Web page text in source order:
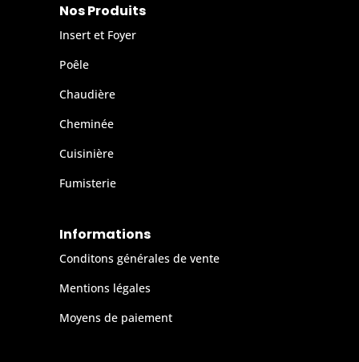
Nos Produits
Insert et Foyer
Poêle
Chaudière
Cheminée
Cuisinière
Fumisterie
Informations
Conditons générales de vente
Mentions légales
Moyens de paiement